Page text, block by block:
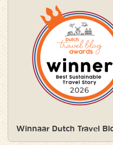
Winnaar Dutch Travel